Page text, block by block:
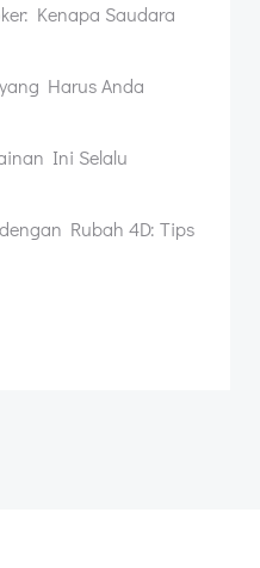
Kenapa Saudara
Harus Anda
Ini Selalu
Rubah 4D: Tips